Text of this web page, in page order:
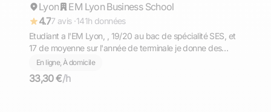
Répond rapidement
Lyon
EM Lyon Business School
4.77 avis ·141h données
Etudiant a l'EM Lyon, , 19/20 au bac de spécialité SES, et
17 de moyenne sur l'année de terminale je donne des
cours à Lyon et en ligne.
En ligne, À domicile
33,30 €/h